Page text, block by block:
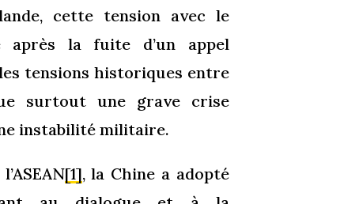
cette tension avec le
après la fuite d’un appel
tensions historiques entre
surtout une grave crise
instabilité militaire.
[1], la Chine a adopté